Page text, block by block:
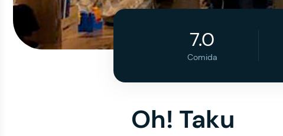
7.0
Comida
Oh! Taku